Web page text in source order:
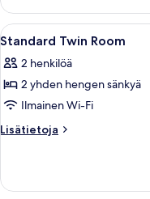
deluxe-
huone,
parveke
Avaa
kaikki
huonetyypin
Standard
Twin
Room
4
Standard Twin Room
2 henkilöä
2 yhden hengen sänkyä
Ilmainen Wi-Fi
Lisätietoja
Lisätietoja
Room